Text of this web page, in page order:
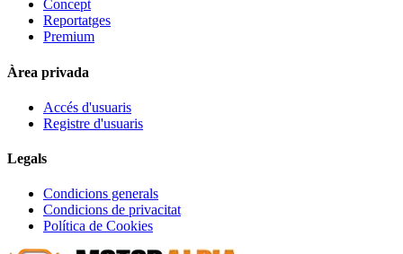
Concept
Reportatges
Premium
Àrea privada
Accés d'usuaris
Registre d'usuaris
Legals
Condicions generals
Condicions de privacitat
Política de Cookies